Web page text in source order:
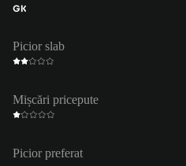
GK
Picior slab
Mișcări pricepute
Picior preferat